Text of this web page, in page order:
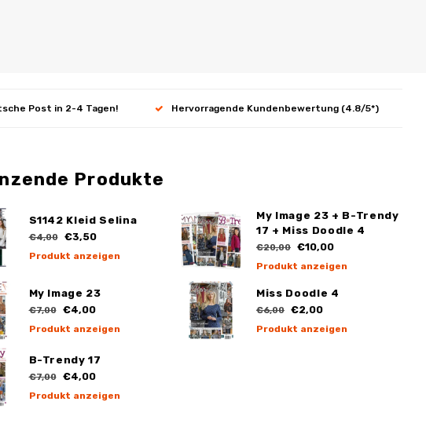
Post in 2-4 Tagen! Hervorragende Kundenbewertung (4.8/5*)
Produkte
S1142 Kleid Selina
€4,00 €3,50
Produkt anzeigen
My Image 23 + B-Trendy
17 + Miss Doodle 4
€20,00 €10,00
Produkt anzeigen
My Image 23
€7,00 €4,00
Produkt anzeigen
Miss Doodle 4
€6,00 €2,00
Produkt anzeigen
B-Trendy 17
€7,00 €4,00
Produkt anzeigen